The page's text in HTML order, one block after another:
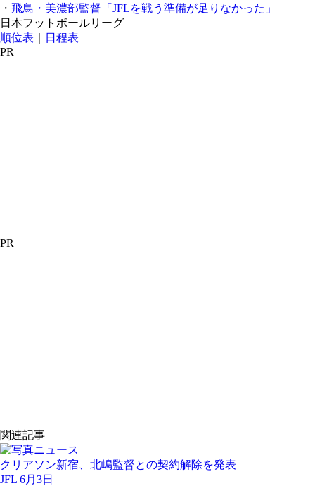
・ 飛鳥・美濃部監督「JFLを戦う準備が足りなかった」
日本フットボールリーグ
順位表
日程表
PR
PR
関連記事
クリアソン新宿、北嶋監督との契約解除を発表
JFL 6月3日